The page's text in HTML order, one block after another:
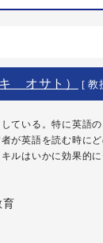
オサト） [ 教
ている。特に英語
が英語を読む時に
ルはいかに効果的
育